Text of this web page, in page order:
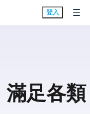
登入
滿足各類